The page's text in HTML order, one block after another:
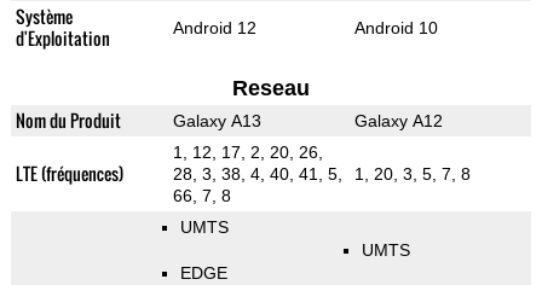
Système
d'Exploitation
Android 12 Android 10
Reseau
Nom du Produit Galaxy A13 Galaxy A12
LTE (fréquences)
1, 12, 17, 2, 20, 26,
28, 3, 38, 4, 40, 41, 5,
66, 7, 8
1, 20, 3, 5, 7, 8
UMTS
EDGE
UMTS